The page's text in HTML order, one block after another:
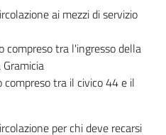
ai mezzi di servizio
tra l'ingresso della
tra il civico 44 e il
per chi deve recarsi